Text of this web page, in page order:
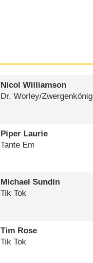
Nicol Williamson
Dr. Worley/​Zwergenkönig
Piper Laurie
Tante Em
Michael Sundin
Tik Tok
Tim Rose
Tik Tok